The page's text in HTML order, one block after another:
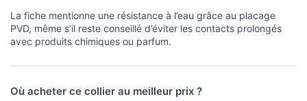
La fiche mentionne une résistance à l’eau grâce au placage
PVD, même s’il reste conseillé d’éviter les contacts prolongés
avec produits chimiques ou parfum.
Où acheter ce collier au meilleur prix ?